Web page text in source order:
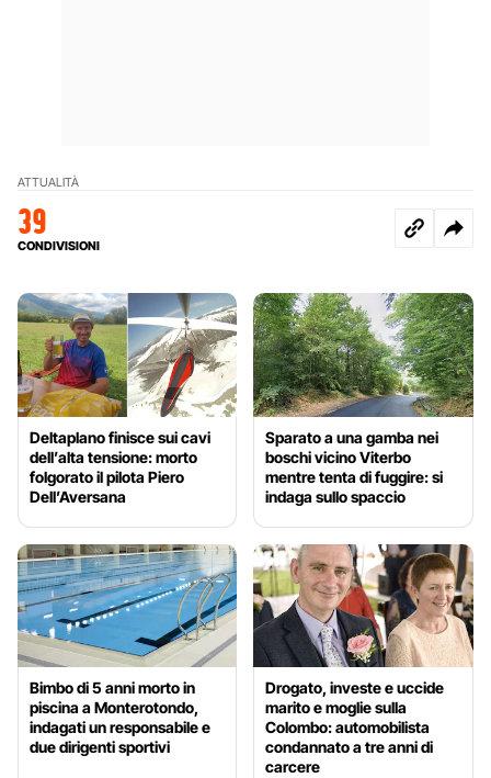
ATTUALITÀ
39
CONDIVISIONI
Deltaplano finisce sui cavi
dell’alta tensione: morto
folgorato il pilota Piero
Dell’Aversana
Sparato a una gamba nei
boschi vicino Viterbo
mentre tenta di fuggire: si
indaga sullo spaccio
Bimbo di 5 anni morto in
piscina a Monterotondo,
indagati un responsabile e
due dirigenti sportivi
Drogato, investe e uccide
marito e moglie sulla
Colombo: automobilista
condannato a tre anni di
carcere